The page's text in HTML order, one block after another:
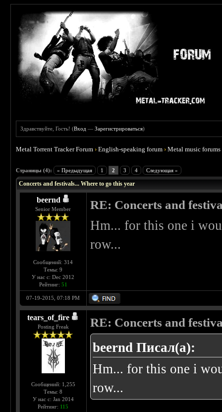
Здравствуйте, Гость! (Вход —Зарегистрироваться)
Metal Torrent Tracker Forum ›English-speaking forum ›Metal music forums
Страницы (4): « Предыдущая 1 2 3 4 Следующая »
Concerts and festivals... Where to go this year
beernd
Senior Member
Сообщений: 314
Темы: 9
У нас с: Dec 2012
Рейтинг: 51
RE: Concerts and
Hm... for this one i
row...
07-19-2015, 07:18 PM
tears_of_fire
Posting Freak
Сообщений: 1,255
Темы: 8
У нас с: Jan 2014
Рейтинг: 115
RE: Concerts and
beernd Писал(а):
Hm... for this one i
row...